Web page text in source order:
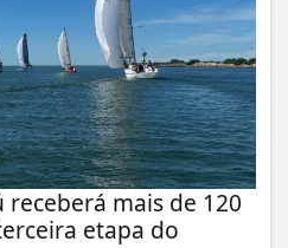
mais de 120
etapa do